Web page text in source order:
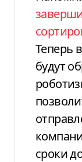
Теперь
будут
сроки